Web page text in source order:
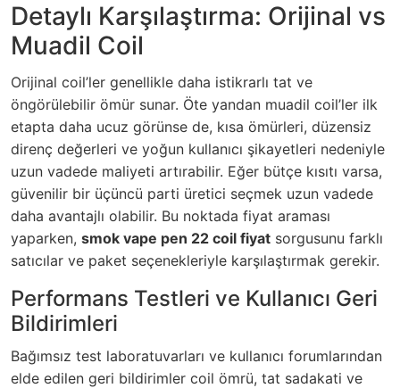
Detaylı Karşılaştırma: Orijinal vs
Muadil Coil
Orijinal coil’ler genellikle daha istikrarlı tat ve
öngörülebilir ömür sunar. Öte yandan muadil coil’ler ilk
etapta daha ucuz görünse de, kısa ömürleri, düzensiz
direnç değerleri ve yoğun kullanıcı şikayetleri nedeniyle
uzun vadede maliyeti artırabilir. Eğer bütçe kısıtı varsa,
güvenilir bir üçüncü parti üretici seçmek uzun vadede
daha avantajlı olabilir. Bu noktada fiyat araması
yaparken, smok vape pen 22 coil fiyat sorgusunu farklı
satıcılar ve paket seçenekleriyle karşılaştırmak gerekir.
Performans Testleri ve Kullanıcı Geri
Bildirimleri
Bağımsız test laboratuvarları ve kullanıcı forumlarından
elde edilen geri bildirimler coil ömrü, tat sadakati ve